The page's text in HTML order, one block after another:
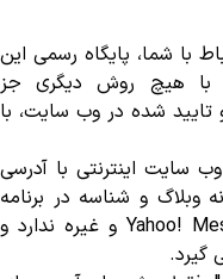
با شما، پایگاه رسمی این
هیچ روش دیگری جز
شده در وب سایت، با
سایت اینترنتی با آدرسی
وبلاگ و شناسه در برنامه
Yahoo! و غیره ندارد و
گیرد.